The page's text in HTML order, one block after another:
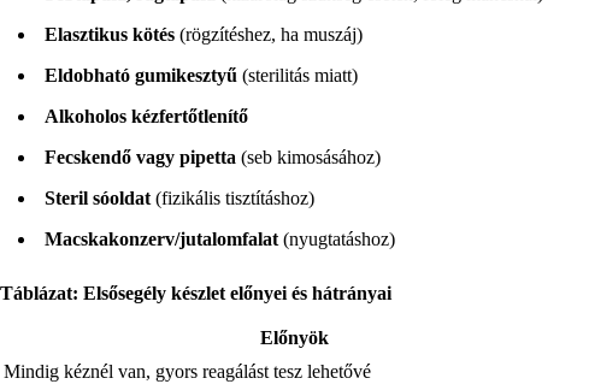
Elasztikus kötés (rögzítéshez, ha muszáj)
Eldobható gumikesztyű (sterilitás miatt)
Alkoholos kézfertőtlenítő
Fecskendő vagy pipetta (seb kimosásához)
Steril sóoldat (fizikális tisztításhoz)
Macskakonzerv/jutalomfalat (nyugtatáshoz)
Táblázat: Elsősegély készlet előnyei és hátrányai
Előnyök
Mindig kéznél van, gyors reagálást tesz lehetővé